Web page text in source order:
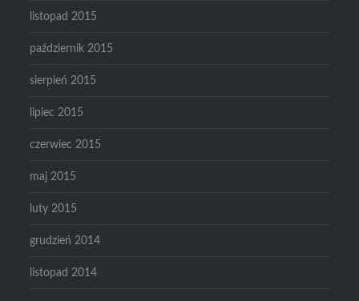
listopad 2015
październik 2015
sierpień 2015
lipiec 2015
czerwiec 2015
maj 2015
luty 2015
grudzień 2014
listopad 2014